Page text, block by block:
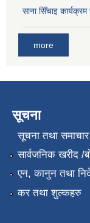
साना सिँचाइ
more
सूचना
सूचना तथा समाचार
सार्वजनिक खरीद /
एन, कानुन तथा
कर तथा शुल्कहरु